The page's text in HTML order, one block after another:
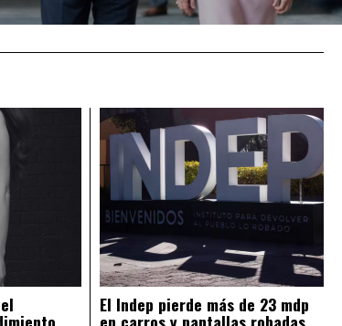
El Indep pierde más de 23 mdp
en carros y pantallas robadas